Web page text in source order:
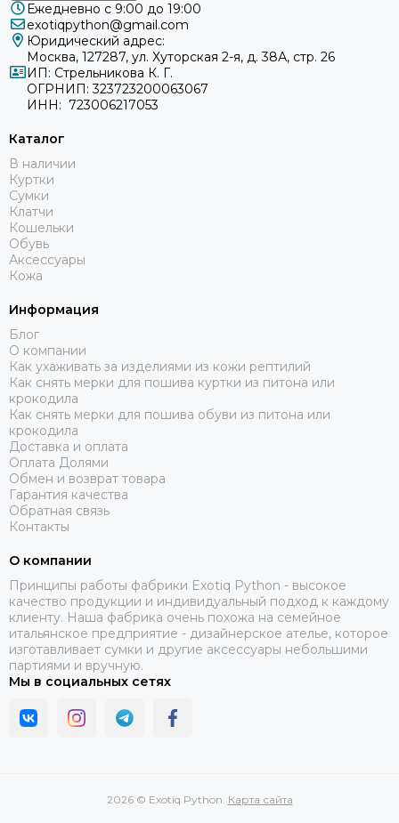
Ежедневно с 9:00 до 19:00
exotiqpython@gmail.com
Юридический адрес:
Москва, 127287, ул. Хуторская 2-я, д. 38А, стр. 26
ИП: Стрельникова К. Г.
ОГРНИП: 323723200063067
ИНН: 723006217053
Каталог
В наличии
Куртки
Сумки
Клатчи
Кошельки
Обувь
Аксессуары
Кожа
Информация
Блог
О компании
Как ухаживать за изделиями из кожи рептилий
Как снять мерки для пошива куртки из питона или
крокодила
Как снять мерки для пошива обуви из питона или
крокодила
Доставка и оплата
Оплата Долями
Обмен и возврат товара
Гарантия качества
Обратная связь
Контакты
О компании
Принципы работы фабрики Exotiq Python - высокое
качество продукции и индивидуальный подход к каждому
клиенту. Наша фабрика очень похожа на семейное
итальянское предприятие - дизайнерское ателье, которое
изготавливает сумки и другие аксессуары небольшими
партиями и вручную.
Мы в социальных сетях
2026 © Exotiq Python. Карта сайта